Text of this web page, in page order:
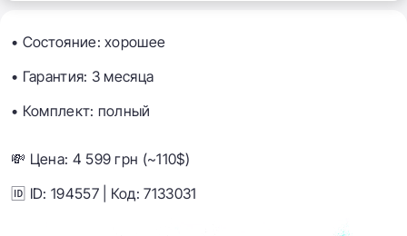
• Состояние: хорошее
• Гарантия: 3 месяца
• Комплект: полный
💸 Цена: 4 599 грн (~110$)
🆔 ID: 194557 | Код: 7133031